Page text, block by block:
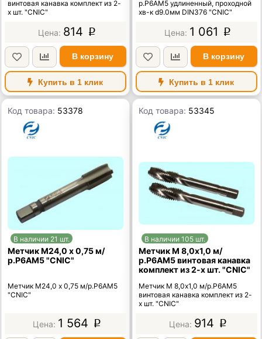
винтовая канавка комплект из 2-
х шт. "CNIC"
814 p
В корзину
Купить в 1 клик
р.Р6АМ5 удлиненный, проходной
хв-к d9.0мм DIN376 "CNIC"
1 061 p
В корзину
Купить в 1 клик
Код товара: 53378
В наличии 21 шт.
Метчик М24,0 х 0,75 м/
р.Р6АМ5 "CNIC"
Метчик М24,0 х 0,75 м/р.Р6АМ5
"CNIC"
1 564 p
Код товара: 53345
В наличии 105 шт.
Метчик М 8,0х1,0 м/
р.Р6АМ5 винтовая канавка
комплект из 2-х шт. "CNIC"
Метчик М 8,0х1,0 м/р.Р6АМ5
винтовая канавка комплект из 2-
х шт. "CNIC"
914 p